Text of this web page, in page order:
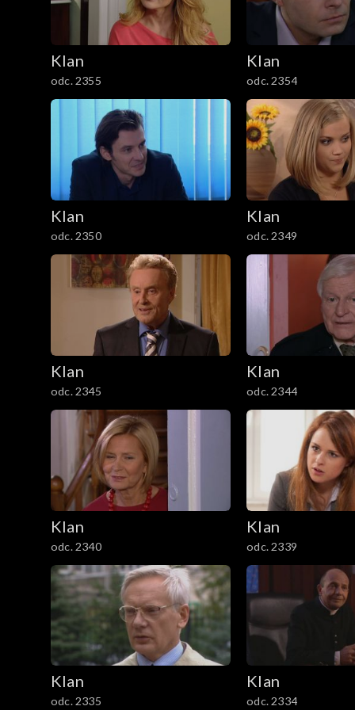
1001–1100
901–1000
801–900
701–800
601–700
501–600
401–500
201–300
101–200
1–100
Klan
odc. 2355
Klan
odc. 2354
Klan
odc. 2350
Klan
odc. 2349
Klan
odc. 2345
Klan
odc. 2344
Klan
odc. 2340
Klan
odc. 2339
Klan
odc. 2335
Klan
odc. 2334